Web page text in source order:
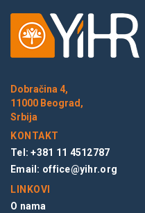
Dobračina 4,
11000 Beograd,
Srbija
KONTAKT
Tel: +381 11 4512787
Email: office@yihr.org
LINKOVI
O nama